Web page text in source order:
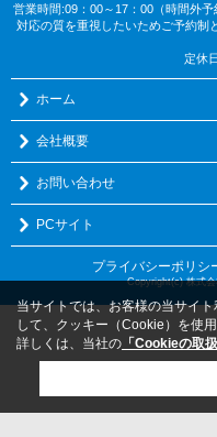
営業時間:09：00～17：00（時間外
対応の質を重視したいためご予約制
定休
ホーム
会社概要
お問い合わせ
PCサイト
プライバシーポリシ
Copyright(c) 株式
当サイトでは、お客様の当サイ
して、クッキー（Cookie）を使用
詳しくは、当社の 「Cookieの取